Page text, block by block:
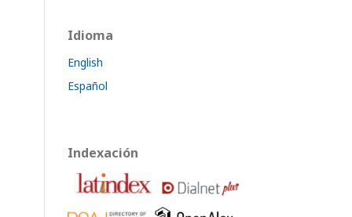
Idioma
English
Español
Indexación